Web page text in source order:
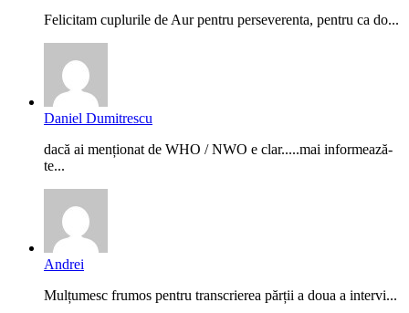
Felicitam cuplurile de Aur pentru perseverenta, pentru ca do...
Daniel Dumitrescu
dacă ai menționat de WHO / NWO e clar.....mai informează-
te...
Andrei
Mulțumesc frumos pentru transcrierea părții a doua a intervi...